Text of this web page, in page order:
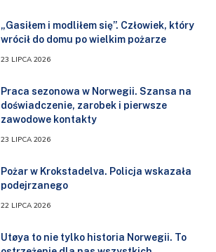
„Gasiłem i modliłem się”. Człowiek, który
wrócił do domu po wielkim pożarze
23 LIPCA 2026
Praca sezonowa w Norwegii. Szansa na
doświadczenie, zarobek i pierwsze
zawodowe kontakty
23 LIPCA 2026
Pożar w Krokstadelva. Policja wskazała
podejrzanego
22 LIPCA 2026
Utøya to nie tylko historia Norwegii. To